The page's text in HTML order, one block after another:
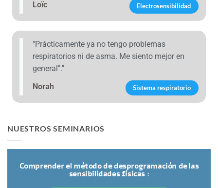
Loïc
Electrosensibilidad
"Prácticamente ya no tengo problemas
respiratorios ni de asma. Me siento mejor en
general"."
Norah
Sistema respiratorio
NUESTROS SEMINARIOS
Comprender el método de desprogramación de las
sensibilidades físicas :